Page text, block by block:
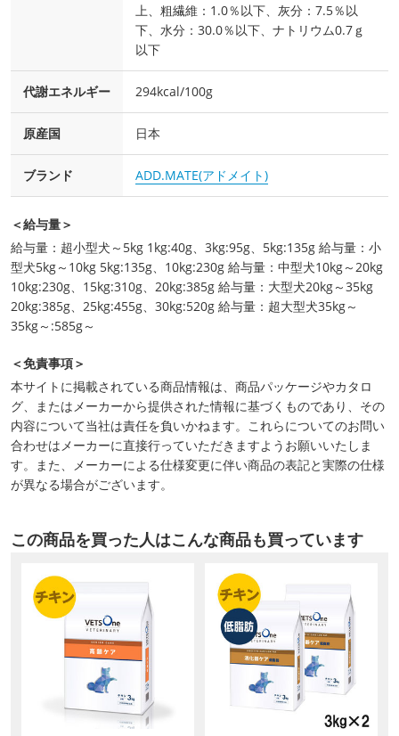
上、粗繊維：1.0％以下、灰分：7.5％以
下、水分：30.0％以下、ナトリウム0.7ｇ
以下
代謝エネルギー 294kcal/100g
原産国 日本
ブランド ADD.MATE(アドメイト)
＜給与量＞
給与量：超小型犬～5kg 1kg:40g、3kg:95g、5kg:135g 給与量：小
型犬5kg～10kg 5kg:135g、10kg:230g 給与量：中型犬10kg～20kg
10kg:230g、15kg:310g、20kg:385g 給与量：大型犬20kg～35kg
20kg:385g、25kg:455g、30kg:520g 給与量：超大型犬35kg～
35kg～:585g～
＜免責事項＞
本サイトに掲載されている商品情報は、商品パッケージやカタロ
グ、またはメーカーから提供された情報に基づくものであり、その
内容について当社は責任を負いかねます。これらについてのお問い
合わせはメーカーに直接行っていただきますようお願いいたしま
す。また、メーカーによる仕様変更に伴い商品の表記と実際の仕様
が異なる場合がございます。
この商品を買った人はこんな商品も買っています